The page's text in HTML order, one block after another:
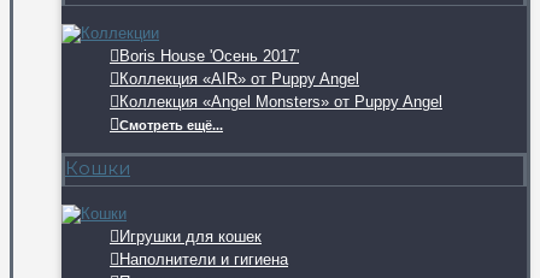
Boris House 'Осень 2017'
Коллекция «AIR» от Puppy Angel
Коллекция «Angel Monsters» от Puppy Angel
Смотреть ещё...
Кошки
Игрушки для кошек
Наполнители и гигиена